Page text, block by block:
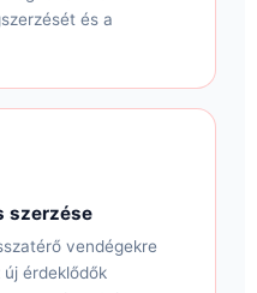
és a
szerzése
vendégekre
érdeklődők